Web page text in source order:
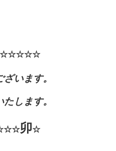
います。
します。
卯☆